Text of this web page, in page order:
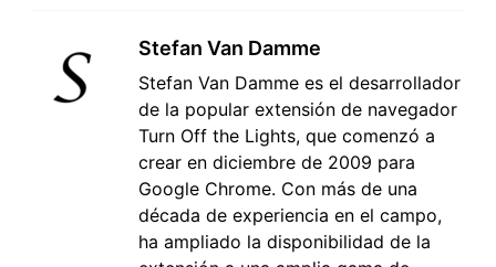
Stefan Van Damme
Stefan Van Damme es el desarrollador
de la popular extensión de navegador
Turn Off the Lights, que comenzó a
crear en diciembre de 2009 para
Google Chrome. Con más de una
década de experiencia en el campo,
ha ampliado la disponibilidad de la